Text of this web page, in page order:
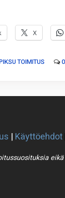
X
TOIMITUS 0
| Käyttöehdot